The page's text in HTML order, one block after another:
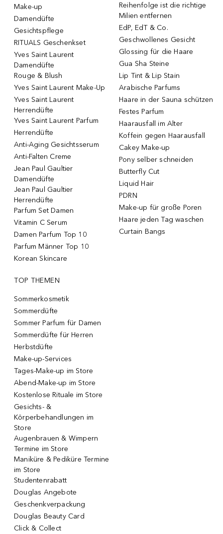
Make-up
Damendüfte
Gesichtspflege
RITUALS Geschenkset
Yves Saint Laurent
Damendüfte
Rouge & Blush
Yves Saint Laurent Make-Up
Yves Saint Laurent
Herrendüfte
Yves Saint Laurent Parfum
Herrendüfte
Anti-Aging Gesichtsserum
Anti-Falten Creme
Jean Paul Gaultier
Damendüfte
Jean Paul Gaultier
Herrendüfte
Parfum Set Damen
Vitamin C Serum
Damen Parfum Top 10
Parfum Männer Top 10
Korean Skincare
Reihenfolge ist die richtige
Milien entfernen
EdP, EdT & Co.
Geschwollenes Gesicht
Glossing für die Haare
Gua Sha Steine
Lip Tint & Lip Stain
Arabische Parfums
Haare in der Sauna schützen
Festes Parfum
Haarausfall im Alter
Koffein gegen Haarausfall
Cakey Make-up
Pony selber schneiden
Butterfly Cut
Liquid Hair
PDRN
Make-up für große Poren
Haare jeden Tag waschen
Curtain Bangs
TOP THEMEN
Sommerkosmetik
Sommerdüfte
Sommer Parfum für Damen
Sommerdüfte für Herren
Herbstdüfte
Make-up-Services
Tages-Make-up im Store
Abend-Make-up im Store
Kostenlose Rituale im Store
Gesichts- &
Körperbehandlungen im
Store
Augenbrauen & Wimpern
Termine im Store
Maniküre & Pediküre Termine
im Store
Studentenrabatt
Douglas Angebote
Geschenkverpackung
Douglas Beauty Card
Click & Collect